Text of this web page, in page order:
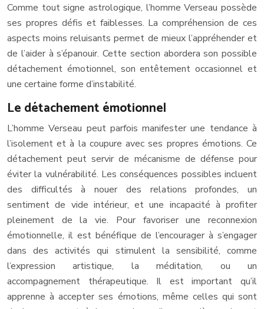
Comme tout signe astrologique, l’homme Verseau possède
ses propres défis et faiblesses. La compréhension de ces
aspects moins reluisants permet de mieux l’appréhender et
de l’aider à s’épanouir. Cette section abordera son possible
détachement émotionnel, son entêtement occasionnel et
une certaine forme d’instabilité.
Le détachement émotionnel
L’homme Verseau peut parfois manifester une tendance à
l’isolement et à la coupure avec ses propres émotions. Ce
détachement peut servir de mécanisme de défense pour
éviter la vulnérabilité. Les conséquences possibles incluent
des difficultés à nouer des relations profondes, un
sentiment de vide intérieur, et une incapacité à profiter
pleinement de la vie. Pour favoriser une reconnexion
émotionnelle, il est bénéfique de l’encourager à s’engager
dans des activités qui stimulent la sensibilité, comme
l’expression artistique, la méditation, ou un
accompagnement thérapeutique. Il est important qu’il
apprenne à accepter ses émotions, même celles qui sont